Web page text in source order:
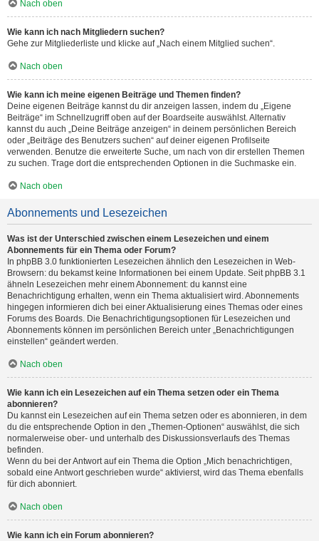
Nach oben
Wie kann ich nach Mitgliedern suchen?
Gehe zur Mitgliederliste und klicke auf „Nach einem Mitglied suchen“.
Nach oben
Wie kann ich meine eigenen Beiträge und Themen finden?
Deine eigenen Beiträge kannst du dir anzeigen lassen, indem du „Eigene
Beiträge“ im Schnellzugriff oben auf der Boardseite auswählst. Alternativ
kannst du auch „Deine Beiträge anzeigen“ in deinem persönlichen Bereich
oder „Beiträge des Benutzers suchen“ auf deiner eigenen Profilseite
verwenden. Benutze die erweiterte Suche, um nach von dir erstellen Themen
zu suchen. Trage dort die entsprechenden Optionen in die Suchmaske ein.
Nach oben
Abonnements und Lesezeichen
Was ist der Unterschied zwischen einem Lesezeichen und einem
Abonnements für ein Thema oder Forum?
In phpBB 3.0 funktionierten Lesezeichen ähnlich den Lesezeichen in Web-
Browsern: du bekamst keine Informationen bei einem Update. Seit phpBB 3.1
ähneln Lesezeichen mehr einem Abonnement: du kannst eine
Benachrichtigung erhalten, wenn ein Thema aktualisiert wird. Abonnements
hingegen informieren dich bei einer Aktualisierung eines Themas oder eines
Forums des Boards. Die Benachrichtigungsoptionen für Lesezeichen und
Abonnements können im persönlichen Bereich unter „Benachrichtigungen
einstellen“ geändert werden.
Nach oben
Wie kann ich ein Lesezeichen auf ein Thema setzen oder ein Thema
abonnieren?
Du kannst ein Lesezeichen auf ein Thema setzen oder es abonnieren, in dem
du die entsprechende Option in den „Themen-Optionen“ auswählst, die sich
normalerweise ober- und unterhalb des Diskussionsverlaufs des Themas
befinden.
Wenn du bei der Antwort auf ein Thema die Option „Mich benachrichtigen,
sobald eine Antwort geschrieben wurde“ aktivierst, wird das Thema ebenfalls
für dich abonniert.
Nach oben
Wie kann ich ein Forum abonnieren?